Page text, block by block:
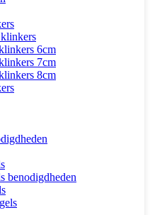
6cm
7cm
8cm
benodigdheden